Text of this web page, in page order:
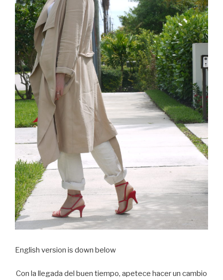
English version is down below
Con la llegada del buen tiempo, apetece hacer un cambio